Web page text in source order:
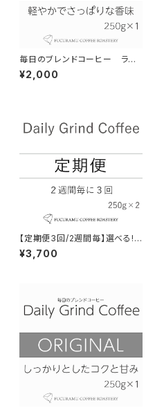
毎日のブレンドコーヒー ライ
ト Daily Grind Coffee 300g
×1個
¥2,000
【定期便3回/2週間毎】選べる!
Daily Grind Coffee 300g×
2個セット
¥3,700